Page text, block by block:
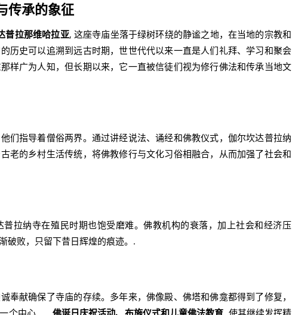
传承的象征
普拉那维哈拉亚, 这座寺庙坐落于绿树环绕的静谧之地，在当地的宗教和
历史可以追溯到远古时期，世世代代以来一直是人们礼拜、学习和聚会
样广为人知，但长期以来，它一直被信徒们视为修行佛法和传承当地文
们指导着僧俗两界。通过讲经说法、诵经和佛教仪式，伽尔坎达普拉纳
老的乡村生活传统，将佛教修行与文化习俗相融合，从而加强了社会和
拉纳寺在殖民时期也饱受磨难。佛教机构的衰落，加上社会和经济压
破败，只留下昔日辉煌的痕迹。.
奉献确保了寺庙的存续。多年来，佛像殿、佛塔和佛龛都得到了修复，
个中心…… 佛诞日庆祝活动、布施仪式和儿童佛法教育 , 使其继续发挥精